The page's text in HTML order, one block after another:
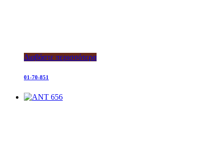
Διαβάστε περισσότερα
01-70-851